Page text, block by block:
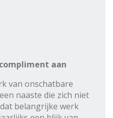
aan
van onschatbare
naaste die zich niet
belangrijke werk